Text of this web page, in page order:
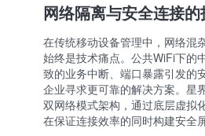
网络隔离与安全连接
在传统移动设备管理中，网络混
始终是技术痛点。公共WiFi下的
致的业务中断、端口暴露引发的
企业寻求更可靠的解决方案。星
双网络模式架构，通过底层虚拟
在保证连接效率的同时构建安全屏